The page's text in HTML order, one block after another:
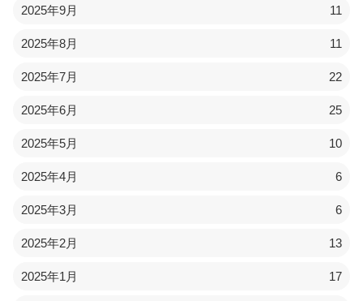
2025年9月 11
2025年8月 11
2025年7月 22
2025年6月 25
2025年5月 10
2025年4月 6
2025年3月 6
2025年2月 13
2025年1月 17